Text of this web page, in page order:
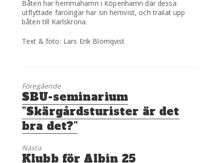
Båten har hemmahamn i Köpenhamn där dessa
utflyttade färöingar har sin hemvist, och trailat upp
båten till Karlskrona.
Text & foto: Lars Erik Blomqvist
Föregående
Föregående
inlägg:
SBU-seminarium
”Skärgårdsturister är det
bra det?”
Nästa
Nästa
Klubb för Albin 25